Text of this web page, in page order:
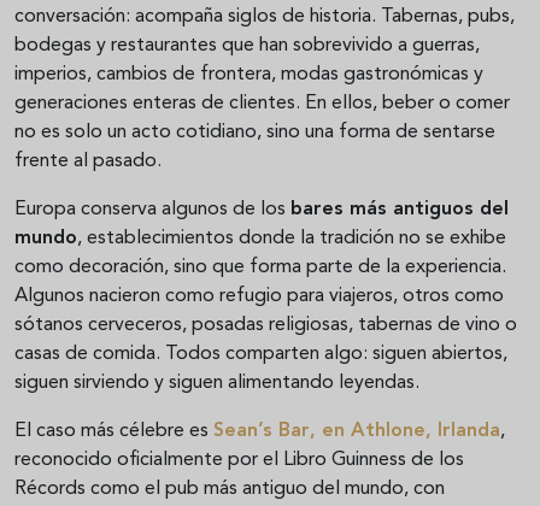
conversación: acompaña siglos de historia. Tabernas, pubs,
bodegas y restaurantes que han sobrevivido a guerras,
imperios, cambios de frontera, modas gastronómicas y
generaciones enteras de clientes. En ellos, beber o comer
no es solo un acto cotidiano, sino una forma de sentarse
frente al pasado.
Europa conserva algunos de los bares más antiguos del
mundo, establecimientos donde la tradición no se exhibe
como decoración, sino que forma parte de la experiencia.
Algunos nacieron como refugio para viajeros, otros como
sótanos cerveceros, posadas religiosas, tabernas de vino o
casas de comida. Todos comparten algo: siguen abiertos,
siguen sirviendo y siguen alimentando leyendas.
El caso más célebre es Sean’s Bar, en Athlone, Irlanda,
reconocido oficialmente por el Libro Guinness de los
Récords como el pub más antiguo del mundo, con